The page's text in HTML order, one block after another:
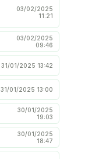
03/02/2025
11:21
03/02/2025
09:46
31/01/2025 13:42
31/01/2025 13:00
30/01/2025
19:03
30/01/2025
18:47